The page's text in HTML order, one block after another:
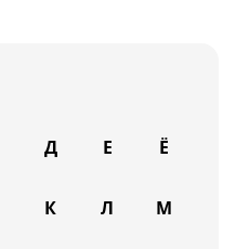
Д Е Ё
К Л М